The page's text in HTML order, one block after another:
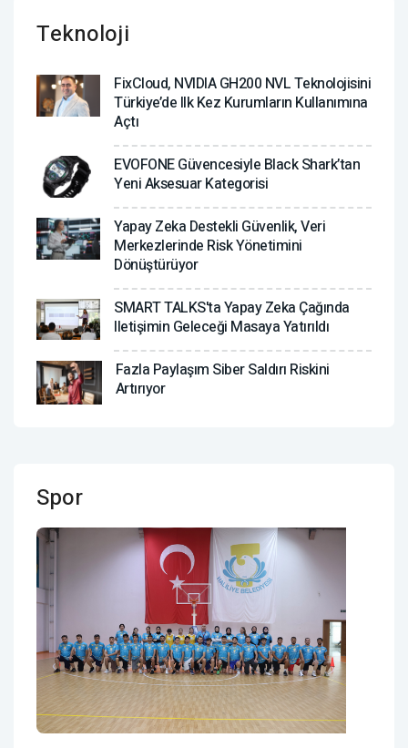
Teknoloji
FixCloud, NVIDIA GH200 NVL Teknolojisini
Türkiye’de Ilk Kez Kurumların Kullanımına
Açtı
EVOFONE Güvencesiyle Black Shark’tan
Yeni Aksesuar Kategorisi
Yapay Zeka Destekli Güvenlik, Veri
Merkezlerinde Risk Yönetimini
Dönüştürüyor
SMART TALKS'ta Yapay Zeka Çağında
Iletişimin Geleceği Masaya Yatırıldı
Fazla Paylaşım Siber Saldırı Riskini
Artırıyor
Spor